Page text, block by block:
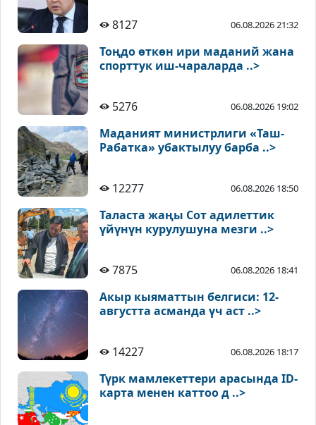
8127 06.08.2026 21:32
Тоңдо өткөн ири маданий жана
спорттук иш-чараларда ..>
5276 06.08.2026 19:02
Маданият министрлиги «Таш-
Рабатка» убактылуу барба ..>
12277 06.08.2026 18:50
Таласта жаңы Сот адилеттик
үйүнүн курулушуна мезги ..>
7875 06.08.2026 18:41
Акыр кыяматтын белгиси: 12-
августта асманда үч аст ..>
14227 06.08.2026 18:17
Түрк мамлекеттери арасында ID-
карта менен каттоо д ..>